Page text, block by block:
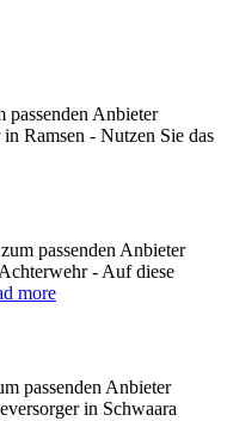
passenden Anbieter
Ramsen - Nutzen Sie das
passenden Anbieter
- Auf diese
more
passenden Anbieter
in Schwaara